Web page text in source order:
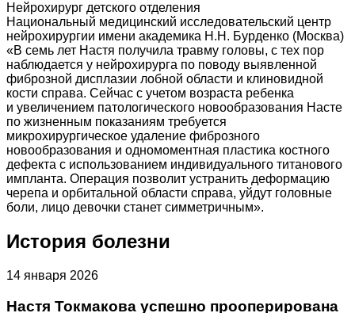
Нейрохирург детского отделения
Национальный медицинский исследовательский центр
нейрохирургии имени академика Н.Н. Бурденко (Москва)
«В семь лет Настя получила травму головы, с тех пор
наблюдается у нейрохирурга по поводу выявленной
фиброзной дисплазии лобной области и клиновидной
кости справа. Сейчас с учетом возраста ребенка
и увеличением патологического новообразования Насте
по жизненным показаниям требуется
микрохирургическое удаление фиброзного
новообразования и одномоментная пластика костного
дефекта с использованием индивидуального титанового
импланта. Операция позволит устранить деформацию
черепа и орбитальной области справа, уйдут головные
боли, лицо девочки станет симметричным».
История болезни
14 января 2026
Настя Токмакова успешно прооперирована